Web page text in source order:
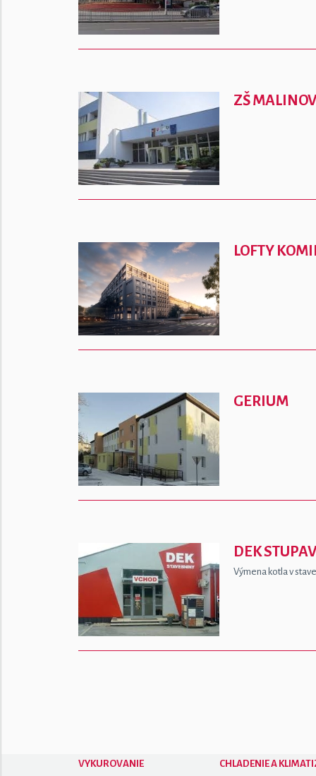
ZŠ
LOFTY
GERIUM
DEK
Výmena kotla v
VYKUROVANIE CHLADENIE A